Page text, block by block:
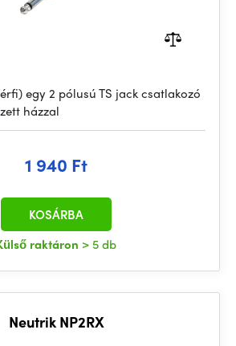
egy 2 pólusú TS jack csatlakozó
házzal
1 940 Ft
raktáron > 5 db
KOSÁRBA
Neutrik NP2RX